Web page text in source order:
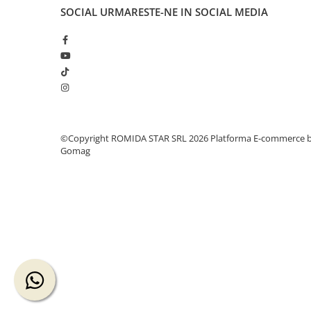
SOCIAL URMARESTE-NE IN SOCIAL MEDIA
©Copyright ROMIDA STAR SRL 2026 Platforma E-commerce
Gomag